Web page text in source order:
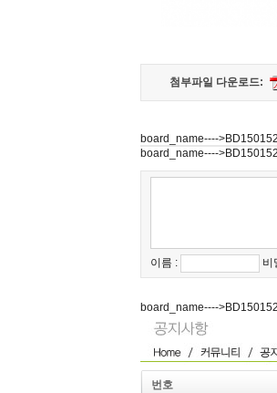
첨부파일 다운로드:
board_name----
board_name----
이름 : 비
board_name----
번호